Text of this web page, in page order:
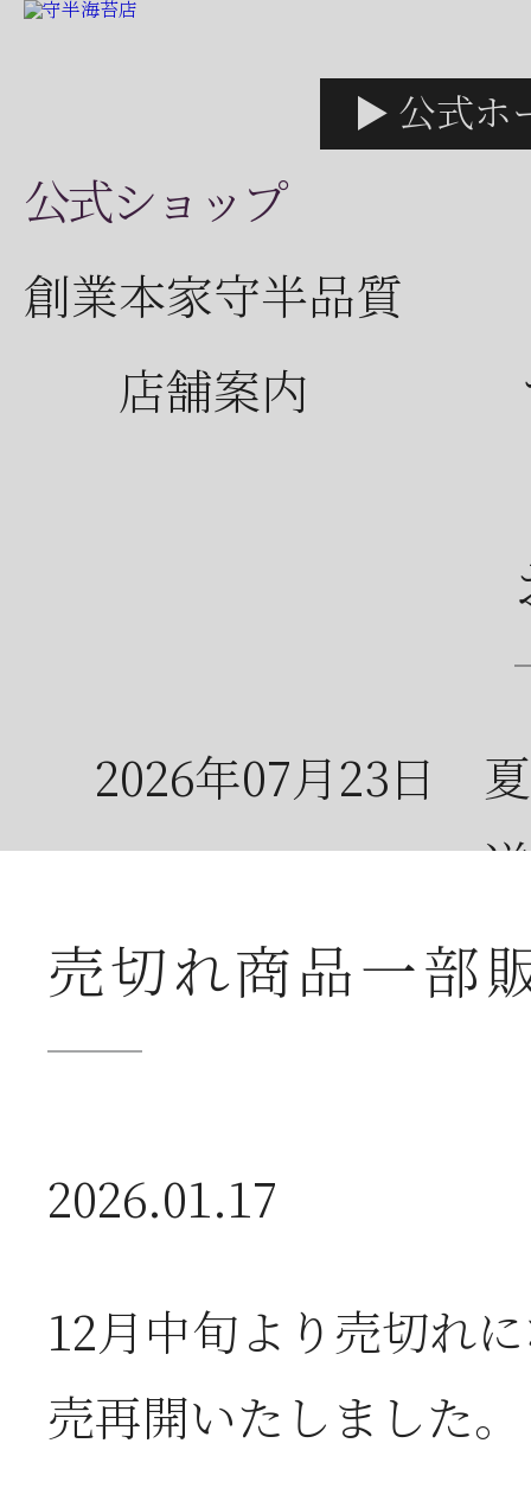
公式ショップ
▶ 公式ホ
創業本家守半品質
店舗案内
2026年07月23日
2026年07月23日
2026年07月08日
2026年07月01日
売切れ商品一部
2026.01.17
12月中旬より売切れ
売再開いたしました。